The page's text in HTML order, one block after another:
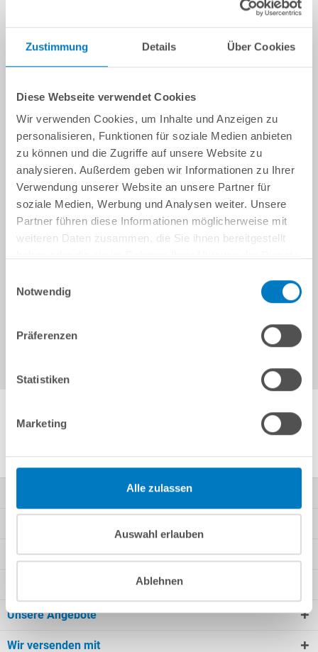
Zustimmung Details Über Cookies
Diese Webseite verwendet Cookies
Wir verwenden Cookies, um Inhalte und Anzeigen zu
personalisieren, Funktionen für soziale Medien anbieten
zu können und die Zugriffe auf unsere Website zu
analysieren. Außerdem geben wir Informationen zu Ihrer
Verwendung unserer Website an unsere Partner für
soziale Medien, Werbung und Analysen weiter. Unsere
Partner führen diese Informationen möglicherweise mit
weiteren Daten zusammen, die Sie ihnen bereitgestellt
Notwendig
Präferenzen
Statistiken
Marketing
Alle zulassen
Auswahl erlauben
Ablehnen
Weitere Produktinformationen
Kundeninformationen
Rechtliche Informationen
Unsere Angebote
Wir versenden mit